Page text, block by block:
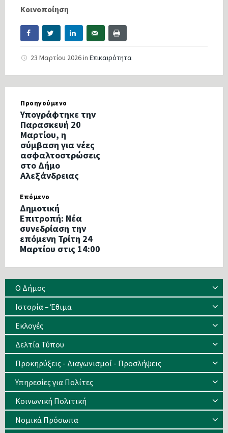
Κοινοποίηση
23 Μαρτίου 2026in Επικαιρότητα
Προηγούμενο
Υπογράφτηκε την
Παρασκευή 20
Μαρτίου, η
σύμβαση για νέες
ασφαλτοστρώσεις
στο Δήμο
Αλεξάνδρειας
Επόμενο
Δημοτική
Επιτροπή: Νέα
συνεδρίαση την
επόμενη Τρίτη 24
Μαρτίου στις 14:00
Ο Δήμος
Ιστορία – Έθιμα
Eκλογές
Δελτία Τύπου
Προκηρύξεις - Διαγωνισμοί - Προσλήψεις
Υπηρεσίες για Πολίτες
Κοινωνική Πολιτική
Νομικά Πρόσωπα